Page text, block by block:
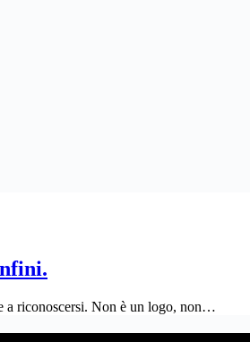
a riconoscersi. Non è un logo, non…